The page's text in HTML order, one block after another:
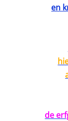
en
de